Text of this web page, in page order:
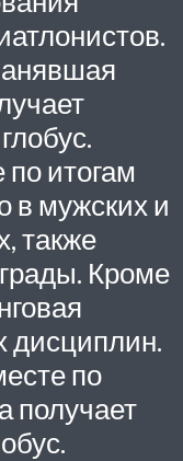
итогам
в мужских и
также
Кроме
дисциплин.
по
получает